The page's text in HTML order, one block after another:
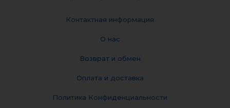
Контактная информация
О нас
Возврат и обмен
Оплата и доставка
Политика Конфиденциальности